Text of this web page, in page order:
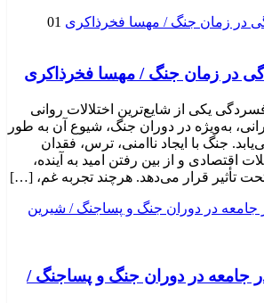
01
در زمان جنگ / مهسا فخرذاکری
یکی از شایع‌ترین اختلالات روانی
به‌ویژه در دوران جنگ، شیوع آن به طور
جنگ با ایجاد ناامنی، ترس، فقدان
اقتصادی و از بین رفتن امید به آینده،
تأثیر قرار می‌دهد. هرچند تجربه غم، […]
در دوران جنگ و پساجنگ /